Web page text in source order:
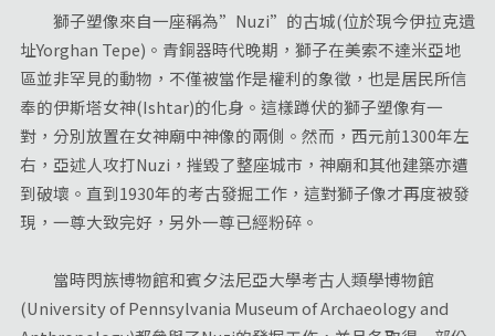
獅子塑像來自一座稱為”Nuzi”的古城(位於現今伊拉克遺
址Yorghan Tepe)。青銅器時代晚期，獅子在美索不達米亞地
區並非罕見的動物，不僅被當作是權利的象徵，也是居民所信
奉的伊斯塔女神(Ishtar)的化身。這樣蹲伏的獅子塑像有一
對，分別放置在女神廟中神像的兩側。然而，西元前1300年左
右，亞述人攻打Nuzi，摧毀了整座城市，神廟和其他建築亦遭
到破壞。直到1930年的考古發掘工作，這對獅子像才再度被發
現，一尊大致完好，另外一尊已經粉碎。
當時閃族博物館和賓夕法尼亞大學考古人類學博物館
(University of Pennsylvania Museum of Archaeology and